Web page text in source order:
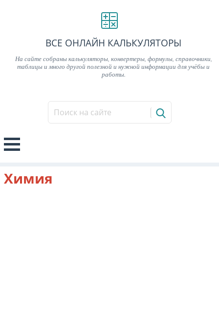
ВСЕ ОНЛАЙН КАЛЬКУЛЯТОРЫ
На сайте собраны калькуляторы, конвертеры, формулы, справочники,
таблицы и много другой полезной и нужной информации для учёбы и
работы.
Химия